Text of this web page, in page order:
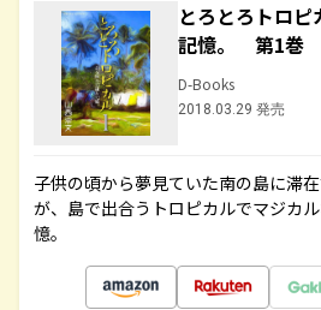
とろとろトロ
記憶。 第1巻
D-Books
2018.03.29 発売
子供の頃から夢見ていた南の島に滞
が、島で出合うトロピカルでマジカ
憶。